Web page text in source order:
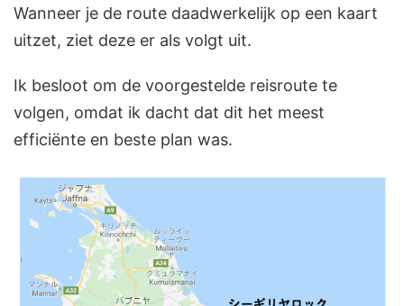
Wanneer je de route daadwerkelijk op een kaart
uitzet, ziet deze er als volgt uit.
Ik besloot om de voorgestelde reisroute te
volgen, omdat ik dacht dat dit het meest
efficiënte en beste plan was.